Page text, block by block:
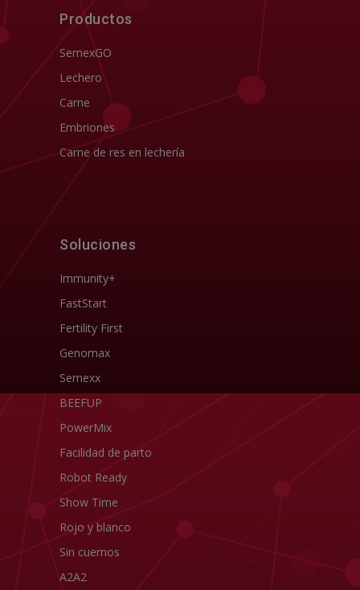
Productos
SemexGO
Lechero
Carne
Embriones
Carne de res en lechería
Soluciones
Immunity+
FastStart
Fertility First
Genomax
Semexx
BEEFUP
PowerMix
Facilidad de parto
Robot Ready
Show Time
Rojo y blanco
Sin cuernos
A2A2